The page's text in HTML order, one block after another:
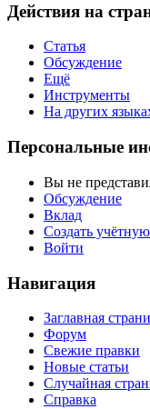
Действия на
Статья
Обсуждение
Ещё
Инструменты
На других
Персональные
Вы не
Обсуждение
Вклад
Создать
Войти
Навигация
Заглавная
Форум
Свежие правки
Новые статьи
Случайная
Справка